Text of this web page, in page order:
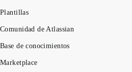
Plantillas
Comunidad de Atlassian
Base de conocimientos
Marketplace